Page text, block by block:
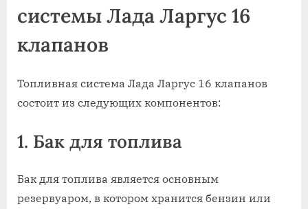
системы Лада Ларгус 16
клапанов
Топливная система Лада Ларгус 16 клапанов
состоит из следующих компонентов:
1. Бак для топлива
Бак для топлива является основным
резервуаром, в котором хранится бензин или